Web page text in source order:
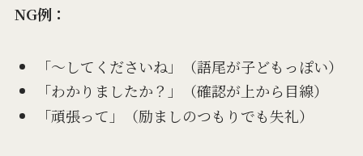
NG例：
「〜してくださいね」（語尾が子どもっぽい）
「わかりましたか？」（確認が上から目線）
「頑張って」（励ましのつもりでも失礼）